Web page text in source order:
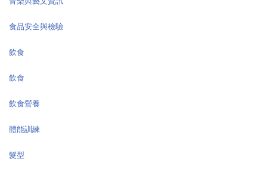
食品安全與檢驗
飲食
飲食
飲食營養
體能訓練
髮型